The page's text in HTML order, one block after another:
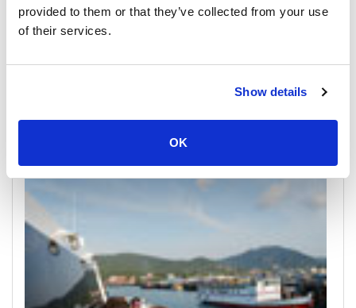
provided to them or that they’ve collected from your use
of their services.
Show details
OK
Surat Thani Airport
Meeting Point Highlights